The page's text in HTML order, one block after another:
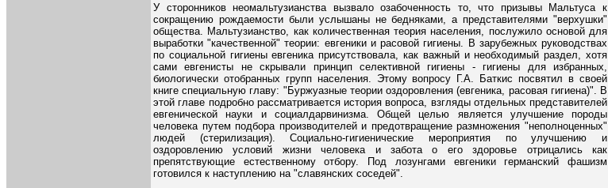
У сторонников неомальтузианства вызвало озабоченность то, что призывы Мальтуса к
сокращению рождаемости были услышаны не бедняками, а представителями "верхушки"
общества. Мальтузианство, как количественная теория населения, послужило основой для
выработки "качественной" теории: евгеники и расовой гигиены. В зарубежных руководствах
по социальной гигиены евгеника присутствовала, как важный и необходимый раздел, хотя
сами евгенисты не скрывали принцип селективной гигиены - гигиены для избранных,
биологически отобранных групп населения. Этому вопросу Г.А. Баткис посвятил в своей
книге специальную главу: "Буржуазные теории оздоровления (евгеника, расовая гигиена)". В
этой главе подробно рассматривается история вопроса, взгляды отдельных представителей
евгенической науки и социалдарвинизма. Общей целью является улучшение породы
человека путем подбора производителей и предотвращение размножения "неполноценных"
людей (стерилизация). Социально-гигиенические мероприятия по улучшению и
оздоровлению условий жизни человека и забота о его здоровье отрицались как
препятствующие естественному отбору. Под лозунгами евгеники германский фашизм
готовился к наступлению на "славянских соседей".